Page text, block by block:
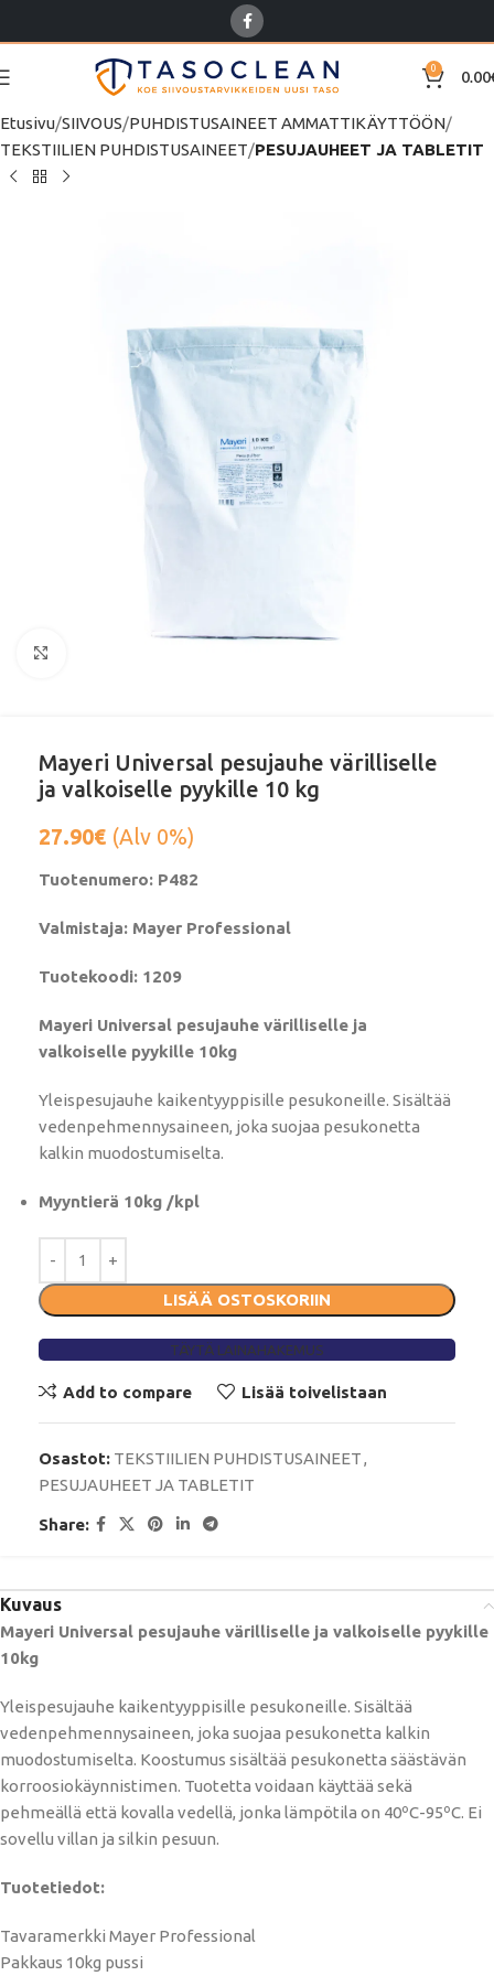
0 0.00
Etusivu SIIVOUS PUHDISTUSAINEET AMMATTIKÄYTTÖÖN
TEKSTIILIEN PUHDISTUSAINEET PESUJAUHEET JA TABLETIT
Mayeri Universal pesujauhe värilliselle
ja valkoiselle pyykille 10 kg
27.90€ (Alv 0%)
Tuotenumero: P482
Valmistaja: Mayer Professional
Tuotekoodi: 1209
Mayeri Universal pesujauhe värilliselle ja
valkoiselle pyykille 10kg
Yleispesujauhe kaikentyyppisille pesukoneille. Sisältää
vedenpehmennysaineen, joka suojaa pesukonetta
kalkin muodostumiselta.
Myyntierä 10kg /kpl
LISÄÄ OSTOSKORIIN
TÄYTÄ LAINAHAKEMUS
Add to compare Lisää toivelistaan
Osastot: TEKSTIILIEN PUHDISTUSAINEET,
PESUJAUHEET JA TABLETIT
Share:
Kuvaus
Mayeri Universal pesujauhe värilliselle ja valkoiselle pyykille
10kg
Yleispesujauhe kaikentyyppisille pesukoneille. Sisältää
vedenpehmennysaineen, joka suojaa pesukonetta kalkin
muodostumiselta. Koostumus sisältää pesukonetta säästävän
korroosiokäynnistimen. Tuotetta voidaan käyttää sekä
pehmeällä että kovalla vedellä, jonka lämpötila on 40ºC-95ºC. Ei
sovellu villan ja silkin pesuun.
Tuotetiedot:
Tavaramerkki Mayer Professional
Pakkaus 10kg pussi